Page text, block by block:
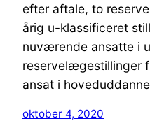
efter aftale, to
årig u-klassificeret
nuværende ansatte i
reservelægestillinger
ansat i
oktober 4, 2020